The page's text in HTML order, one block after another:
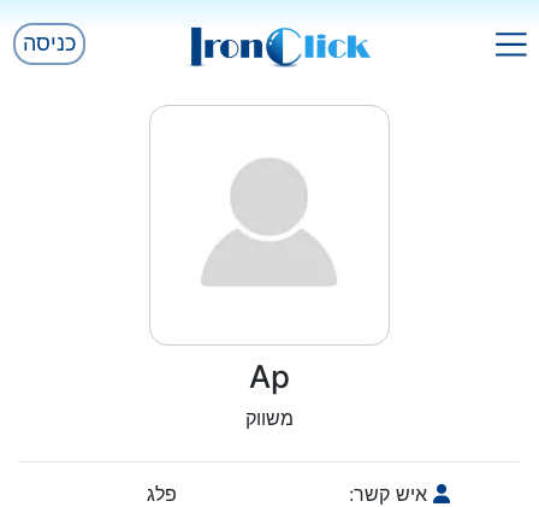
כניסה
Ap
משווק
איש קשר:
פלג